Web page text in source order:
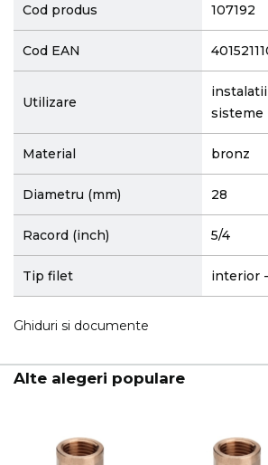
Cod produs 107192
Cod EAN
Utilizare
sisteme
Material bronz
Diametru (mm) 28
Racord (inch) 5/4
Tip filet interior
Ghiduri si documente
Alte alegeri populare